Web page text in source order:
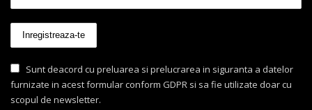
Sunt deacord cu preluarea si prelucrarea in siguranta a datelor
furnizate in acest formular conform GDPR si sa fie utilizate doar cu
scopul de newsletter.